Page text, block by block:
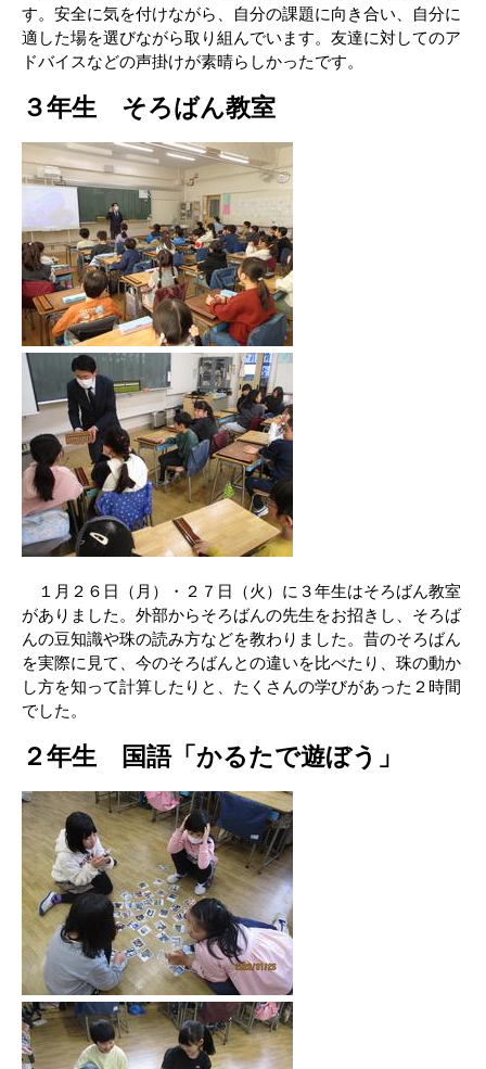
す。安全に気を付けながら、自分の課題に向き合い、自分に
適した場を選びながら取り組んでいます。友達に対してのア
ドバイスなどの声掛けが素晴らしかったです。
３年生 そろばん教室
１月２６日（月）・２７日（火）に３年生はそろばん教室
がありました。外部からそろばんの先生をお招きし、そろば
んの豆知識や珠の読み方などを教わりました。昔のそろばん
を実際に見て、今のそろばんとの違いを比べたり、珠の動か
し方を知って計算したりと、たくさんの学びがあった２時間
でした。
２年生 国語「かるたで遊ぼう」